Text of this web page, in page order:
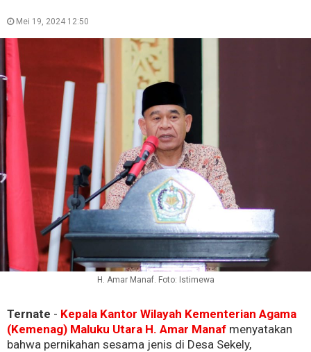
Mei 19, 2024 12:50
H. Amar Manaf. Foto: Istimewa
Ternate - Kepala Kantor Wilayah Kementerian Agama
(Kemenag) Maluku Utara H. Amar Manaf menyatakan
bahwa pernikahan sesama jenis di Desa Sekely,